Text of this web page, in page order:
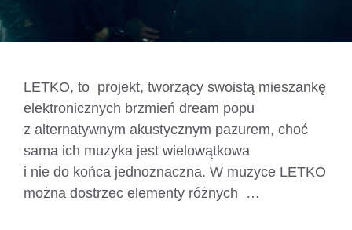
LETKO, to projekt, tworzący swoistą mieszankę
elektronicznych brzmień dream popu
z alternatywnym akustycznym pazurem, choć
sama ich muzyka jest wielowątkowa
i nie do końca jednoznaczna. W muzyce LETKO
można dostrzec elementy różnych …